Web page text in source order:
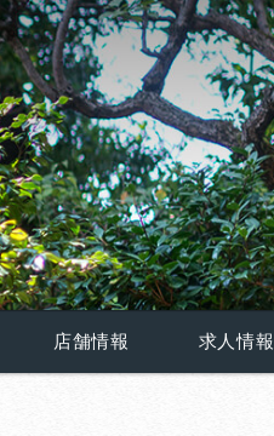
店舗情報 求人情報